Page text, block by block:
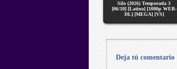
Silo (2026) Temporada 3
[06/10] [Latino] [1080p WEB-
DL] [MEGA] [VS]
Deja tú comentario